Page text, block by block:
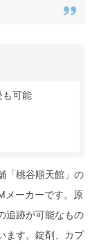
も可能
「桃谷順天館」の
メーカーです。原
追跡が可能なもの
ます。錠剤、カプ